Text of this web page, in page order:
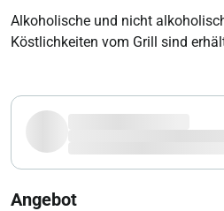
Alkoholische und nicht
Köstlichkeiten vom Grill sind
Angebot